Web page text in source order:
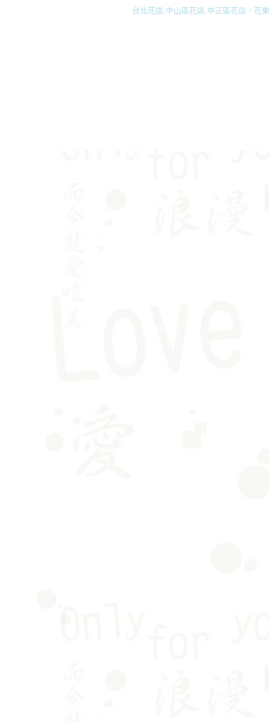
台北花店,中山區花店,中正區花店，花